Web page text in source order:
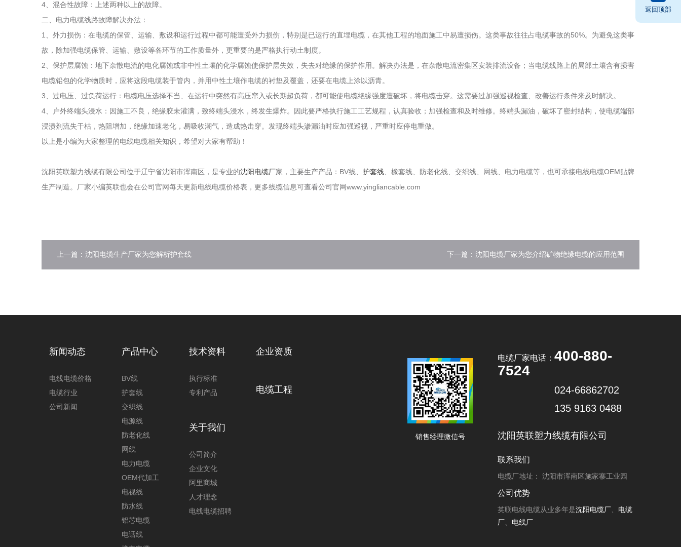
4、混合性故障：上述两种以上的故障。
二、电力电缆线路故障解决办法：
1、外力损伤：在电缆的保管、运输、敷设和运行过程中都可能遭受外力损伤，特别是已运行的直埋电缆，在其他工程的地面施工中易遭损伤。这类事故往往占电缆事故的50%。为避免这类事
故，除加强电缆保管、运输、敷设等各环节的工作质量外，更重要的是严格执行动土制度。
2、保护层腐蚀：地下杂散电流的电化腐蚀或非中性土壤的化学腐蚀使保护层失效，失去对绝缘的保护作用。解决办法是，在杂散电流密集区安装排流设备；当电缆线路上的局部土壤含有损害
电缆铅包的化学物质时，应将这段电缆装于管内，并用中性土壤作电缆的衬垫及覆盖，还要在电缆上涂以沥青。
3、过电压、过负荷运行：电缆电压选择不当、在运行中突然有高压窜入或长期超负荷，都可能使电缆绝缘强度遭破坏，将电缆击穿。这需要过加强巡视检查、改善运行条件来及时解决。
4、户外终端头浸水：因施工不良，绝缘胶未灌满，致终端头浸水，终发生爆炸。因此要严格执行施工工艺规程，认真验收；加强检查和及时维修。终端头漏油，破坏了密封结构，使电缆端部
浸渍剂流失干枯，热阻增加，绝缘加速老化，易吸收潮气，造成热击穿。发现终端头渗漏油时应加强巡视，严重时应停电重做。
以上是小编为大家整理的电线电缆相关知识，希望对大家有帮助！
沈阳英联塑力线缆有限公司位于辽宁省沈阳市浑南区，是专业的沈阳电缆厂家，主要生产产品：BV线、 护套线 、橡套线、防老化线、交织线、网线、电力电缆等，也可承接电线电缆OEM贴牌
生产制造。厂家小编英联也会在公司官网每天更新电线电缆价格表，更多线缆信息可查看公司官网www.yingliancable.com
上一篇：沈阳电缆生产厂家为您解析护套线 下一篇：沈阳电缆厂家为您介绍矿物绝缘电缆的应用范围
新闻动态
电线电缆价格
电缆行业
公司新闻
产品中心
BV线
护套线
交织线
电源线
防老化线
网线
电力电缆
OEM代加工
电视线
防水线
铝芯电缆
电话线
技术资料
执行标准
专利产品
企业资质
电缆工程
关于我们
公司简介
企业文化
阿里商城
人才理念
电线电缆招聘
销售经理微信号
电缆厂家电话： 400-880-
7524
024-66862702
135 9163 0488
沈阳英联塑力线缆有限公司
联系我们
电缆厂地址： 沈阳市浑南区施家寨工业园
公司优势
英联电线电缆从业多年是沈阳电缆厂、 电缆
厂、 电线厂
返回顶部